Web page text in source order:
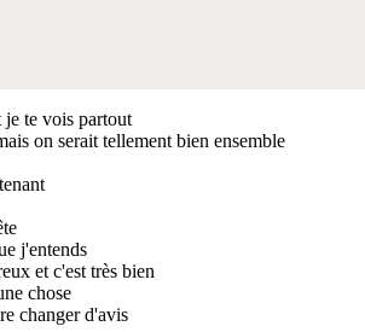
je te vois partout
on serait tellement bien ensemble
j'entends
et c'est très bien
chose
changer d'avis